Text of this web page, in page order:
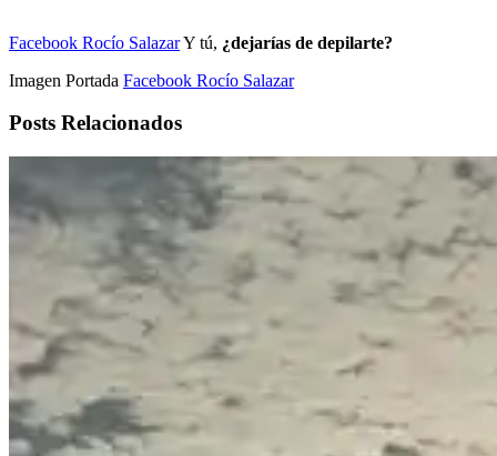
Facebook Rocío SalazarY tú, ¿dejarías de depilarte?
Imagen Portada Facebook Rocío Salazar
Posts Relacionados